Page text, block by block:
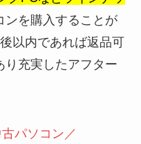
ンを購入することが
以内であれば返品可
り充実したアフター
パソコン／